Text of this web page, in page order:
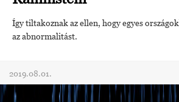
Így tiltakoznak az ellen, hogy egyes
az abnormalitást.
2019.08.01.